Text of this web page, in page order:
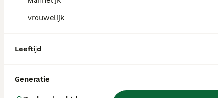
Vrouwelijk
Leeftijd
Generatie
Maltezer pup?
in Nederland ligt rond de €802 maar dit kan
stamboom, de reputatie van de fokker en de